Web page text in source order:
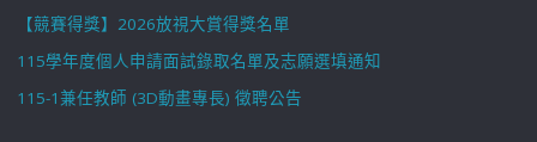
【競賽得獎】2026放視大賞得獎名單
115學年度個人申請面試錄取名單及志願選填通知
115-1兼任教師 (3D動畫專長) 徵聘公告